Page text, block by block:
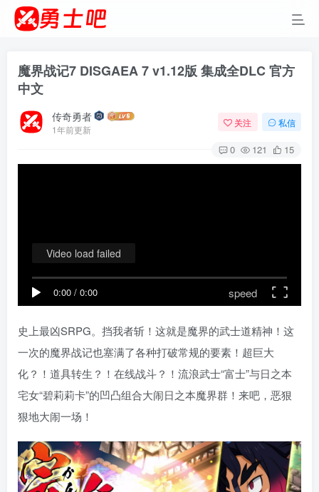
魔界战记7 DISGAEA 7 v1.12版 集成全DLC 官方
中文
传奇勇者
1年前更新
关注 私信
0 121 15
0:00 / 0:00 speed
Video load failed
史上最凶SRPG。挡我者斩！这就是魔界的武士道精神！这
一次的魔界战记也塞满了各种打破常规的要素！超巨大
化？！道具转生？！在线战斗？！流浪武士“富士”与日之本
宅女“碧莉莉卡”的凹凸组合大闹日之本魔界群！来吧，恶狠
狠地大闹一场！